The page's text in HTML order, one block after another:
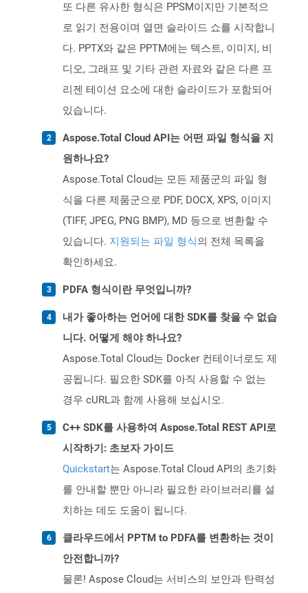
또 다른 유사한 형식은 PPSM이지만 기본적으
로 읽기 전용이며 열면 슬라이드 쇼를 시작합니
다. PPTX와 같은 PPTM에는 텍스트, 이미지, 비
디오, 그래프 및 기타 관련 자료와 같은 다른 프
리젠 테이션 요소에 대한 슬라이드가 포함되어
있습니다.
Aspose.Total Cloud API는 어떤 파일 형식을 지
원하나요?
Aspose.Total Cloud는 모든 제품군의 파일 형
식을 다른 제품군으로 PDF, DOCX, XPS, 이미지
(TIFF, JPEG, PNG BMP), MD 등으로 변환할 수
있습니다. 지원되는 파일 형식의 전체 목록을
확인하세요.
PDFA 형식이란 무엇입니까?
내가 좋아하는 언어에 대한 SDK를 찾을 수 없습
니다. 어떻게 해야 하나요?
Aspose.Total Cloud는 Docker 컨테이너로도 제
공됩니다. 필요한 SDK를 아직 사용할 수 없는
경우 cURL과 함께 사용해 보십시오.
C++ SDK를 사용하여 Aspose.Total REST API로
시작하기: 초보자 가이드
Quickstart는 Aspose.Total Cloud API의 초기화
를 안내할 뿐만 아니라 필요한 라이브러리를 설
치하는 데도 도움이 됩니다.
클라우드에서 PPTM to PDFA를 변환하는 것이
안전합니까?
물론! Aspose Cloud는 서비스의 보안과 탄력성